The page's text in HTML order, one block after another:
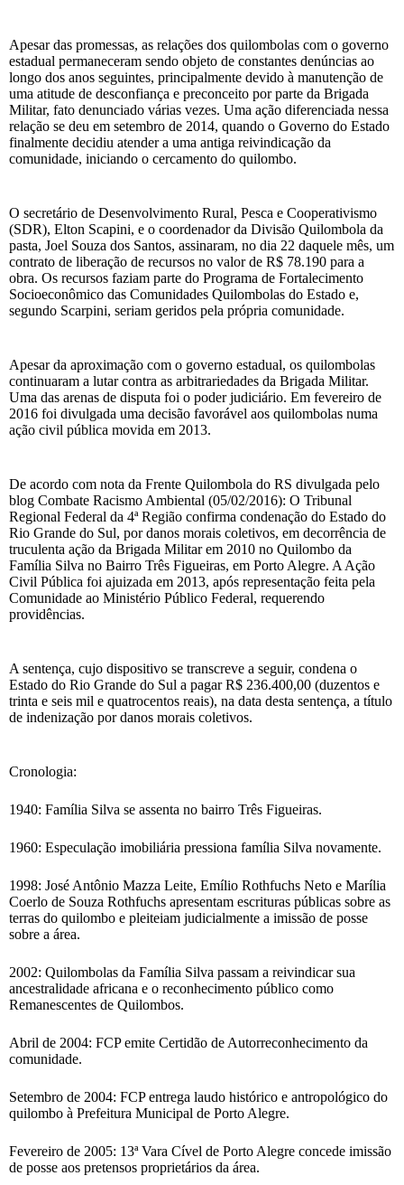
Apesar das promessas, as relações dos quilombolas com o governo
estadual permaneceram sendo objeto de constantes denúncias ao
longo dos anos seguintes, principalmente devido à manutenção de
uma atitude de desconfiança e preconceito por parte da Brigada
Militar, fato denunciado várias vezes. Uma ação diferenciada nessa
relação se deu em setembro de 2014, quando o Governo do Estado
finalmente decidiu atender a uma antiga reivindicação da
comunidade, iniciando o cercamento do quilombo.
O secretário de Desenvolvimento Rural, Pesca e Cooperativismo
(SDR), Elton Scapini, e o coordenador da Divisão Quilombola da
pasta, Joel Souza dos Santos, assinaram, no dia 22 daquele mês, um
contrato de liberação de recursos no valor de R$ 78.190 para a
obra. Os recursos faziam parte do Programa de Fortalecimento
Socioeconômico das Comunidades Quilombolas do Estado e,
segundo Scarpini, seriam geridos pela própria comunidade.
Apesar da aproximação com o governo estadual, os quilombolas
continuaram a lutar contra as arbitrariedades da Brigada Militar.
Uma das arenas de disputa foi o poder judiciário. Em fevereiro de
2016 foi divulgada uma decisão favorável aos quilombolas numa
ação civil pública movida em 2013.
De acordo com nota da Frente Quilombola do RS divulgada pelo
blog Combate Racismo Ambiental (05/02/2016): O Tribunal
Regional Federal da 4ª Região confirma condenação do Estado do
Rio Grande do Sul, por danos morais coletivos, em decorrência de
truculenta ação da Brigada Militar em 2010 no Quilombo da
Família Silva no Bairro Três Figueiras, em Porto Alegre. A Ação
Civil Pública foi ajuizada em 2013, após representação feita pela
Comunidade ao Ministério Público Federal, requerendo
providências.
A sentença, cujo dispositivo se transcreve a seguir, condena o
Estado do Rio Grande do Sul a pagar R$ 236.400,00 (duzentos e
trinta e seis mil e quatrocentos reais), na data desta sentença, a título
de indenização por danos morais coletivos.
Cronologia:
1940: Família Silva se assenta no bairro Três Figueiras.
1960: Especulação imobiliária pressiona família Silva novamente.
1998: José Antônio Mazza Leite, Emílio Rothfuchs Neto e Marília
Coerlo de Souza Rothfuchs apresentam escrituras públicas sobre as
terras do quilombo e pleiteiam judicialmente a imissão de posse
sobre a área.
2002: Quilombolas da Família Silva passam a reivindicar sua
ancestralidade africana e o reconhecimento público como
Remanescentes de Quilombos.
Abril de 2004: FCP emite Certidão de Autorreconhecimento da
comunidade.
Setembro de 2004: FCP entrega laudo histórico e antropológico do
quilombo à Prefeitura Municipal de Porto Alegre.
Fevereiro de 2005: 13ª Vara Cível de Porto Alegre concede imissão
de posse aos pretensos proprietários da área.